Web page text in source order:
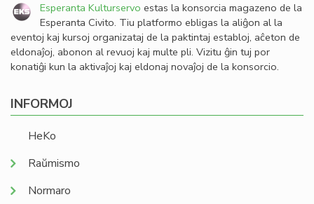
Esperanta Kulturservo estas la konsorcia magazeno de la
Esperanta Civito. Tiu platformo ebligas la aliĝon al la
eventoj kaj kursoj organizataj de la paktintaj establoj, aĉeton de
eldonaĵoj, abonon al revuoj kaj multe pli. Vizitu ĝin tuj por
konatiĝi kun la aktivaĵoj kaj eldonaj novaĵoj de la konsorcio.
INFORMOJ
HeKo
Raŭmismo
Normaro